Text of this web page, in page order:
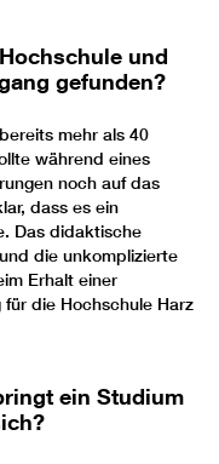
und
gefunden?
mehr als 40
während eines
noch auf das
dass es ein
Das didaktische
die unkomplizierte
Erhalt einer
die Hochschule Harz
ein Studium